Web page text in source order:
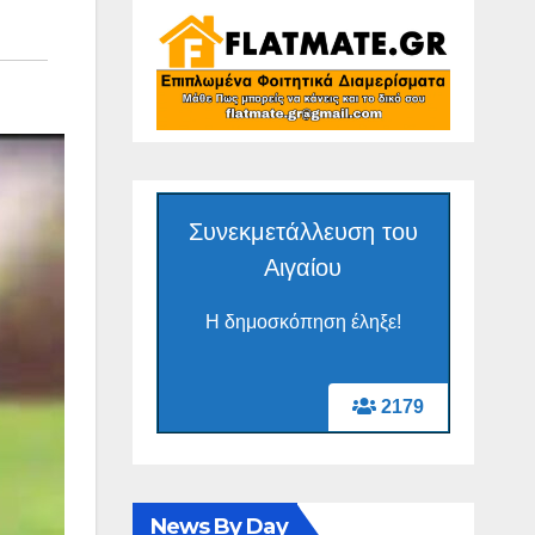
2179
Συνεκμετάλλευση του
Αιγαίου
Η δημοσκόπηση έληξε!
News By Day